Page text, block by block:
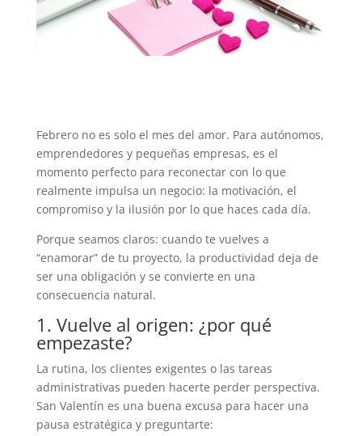
Febrero no es solo el mes del amor. Para autónomos,
emprendedores y pequeñas empresas, es el
momento perfecto para reconectar con lo que
realmente impulsa un negocio: la motivación, el
compromiso y la ilusión por lo que haces cada día.
Porque seamos claros: cuando te vuelves a
“enamorar” de tu proyecto, la productividad deja de
ser una obligación y se convierte en una
consecuencia natural.
1. Vuelve al origen: ¿por qué
empezaste?
La rutina, los clientes exigentes o las tareas
administrativas pueden hacerte perder perspectiva.
San Valentín es una buena excusa para hacer una
pausa estratégica y preguntarte: